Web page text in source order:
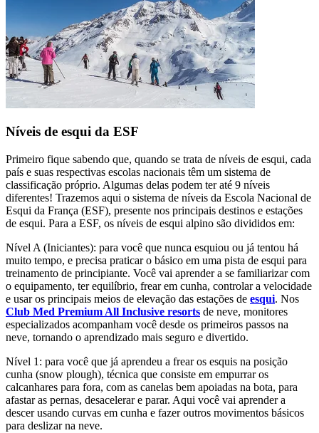
Níveis de esqui da ESF
Primeiro fique sabendo que, quando se trata de níveis de esqui, cada
país e suas respectivas escolas nacionais têm um sistema de
classificação próprio. Algumas delas podem ter até 9 níveis
diferentes! Trazemos aqui o sistema de níveis da Escola Nacional de
Esqui da França (ESF), presente nos principais destinos e estações
de esqui. Para a ESF, os níveis de esqui alpino são divididos em:
Nível A (Iniciantes): para você que nunca esquiou ou já tentou há
muito tempo, e precisa praticar o básico em uma pista de esqui para
treinamento de principiante. Você vai aprender a se familiarizar com
o equipamento, ter equilíbrio, frear em cunha, controlar a velocidade
e usar os principais meios de elevação das estações de esqui. Nos
Club Med Premium All Inclusive resorts de neve, monitores
especializados acompanham você desde os primeiros passos na
neve, tornando o aprendizado mais seguro e divertido.
Nível 1: para você que já aprendeu a frear os esquis na posição
cunha (snow plough), técnica que consiste em empurrar os
calcanhares para fora, com as canelas bem apoiadas na bota, para
afastar as pernas, desacelerar e parar. Aqui você vai aprender a
descer usando curvas em cunha e fazer outros movimentos básicos
para deslizar na neve.